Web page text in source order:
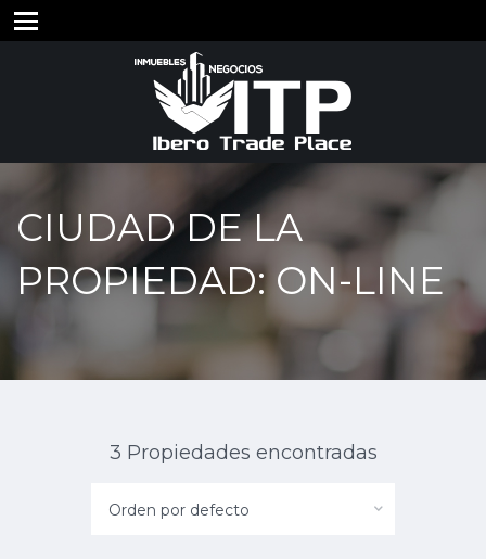
CIUDAD DE LA
PROPIEDAD: ON-LINE
3 Propiedades encontradas
Orden por defecto